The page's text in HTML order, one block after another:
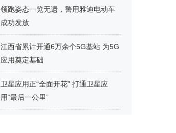
领跑姿态一览无遗，警用雅迪电动车
成功发放
江西省累计开通6万余个5G基站 为5G
应用奠定基础
卫星应用正“全面开花” 打通卫星应
用“最后一公里”